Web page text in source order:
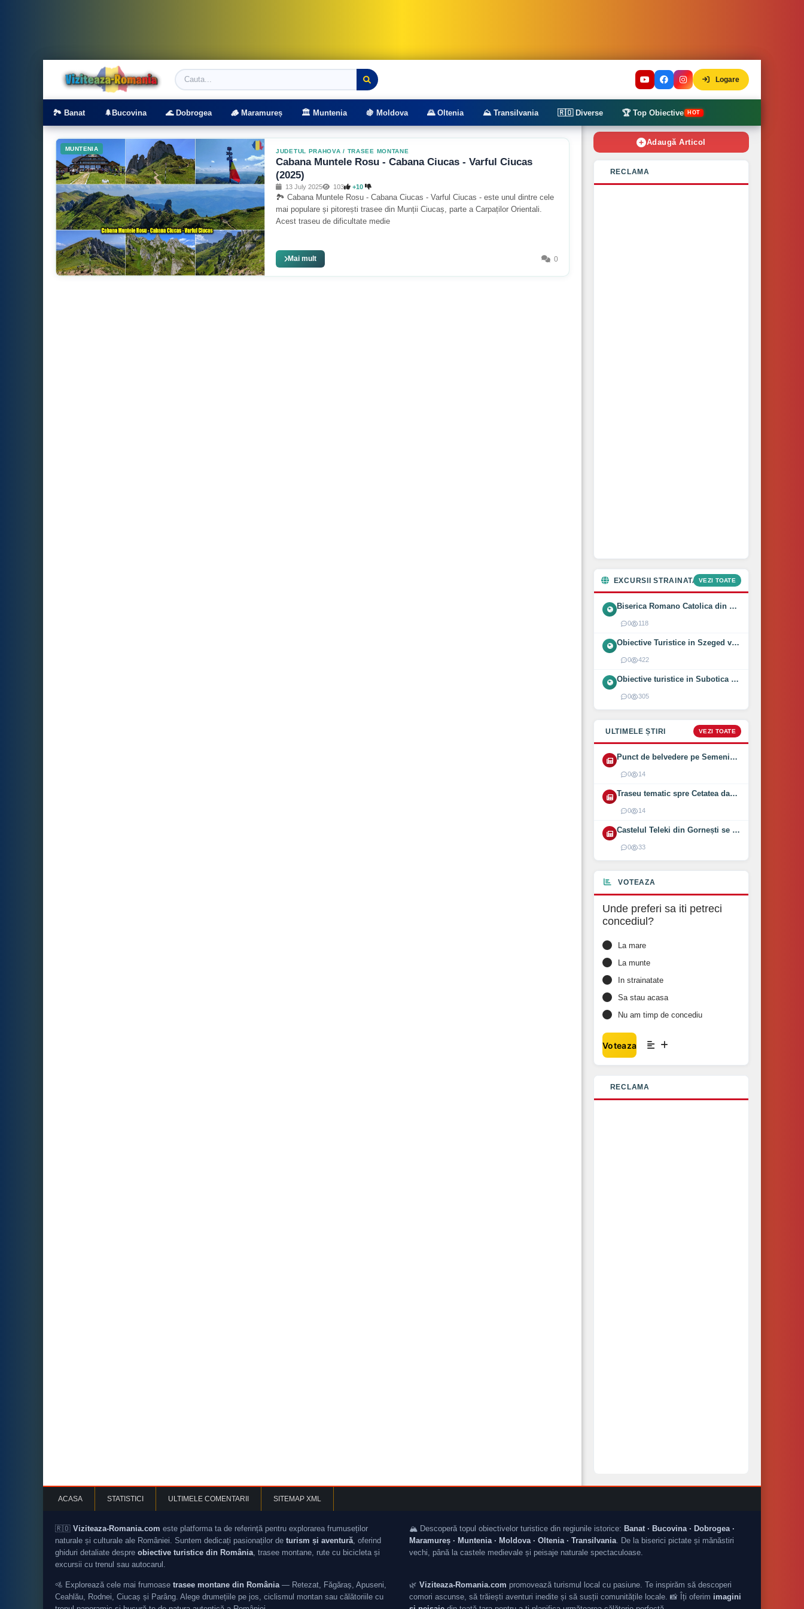
Viziteaza Romania | Obiective Turistice | Trasee montane
Logare
🏞️ Banat 🌲Bucovina 🌊 Dobrogea 🪵 Maramureș 🏛️ Muntenia 🍇 Moldova 🌄 Oltenia ⛰️ Transilvania 🇷🇴 Diverse 🏆 Top Obiective HOT
MUNTENIA JUDETUL PRAHOVA / TRASEE MONTANE
Cabana Muntele Rosu - Cabana Ciucas - Varful Ciucas
(2025)
13 July 2025 103 +10
🏞️ Cabana Muntele Rosu - Cabana Ciucas - Varful Ciucas - este unul dintre cele
mai populare și pitorești trasee din Munții Ciucaș, parte a Carpaților Orientali.
Acest traseu de dificultate medie
Mai mult 0
Adaugă Articol
RECLAMA
EXCURSII STRAINATATEVEZI TOATE
Biserica Romano Catolica din Óföldeák, Ungaria (2025)
0 118
Obiective Turistice in Szeged vizitate intr-o zi (2024)
0 422
Obiective turistice in Subotica vizitate intr-o zi (2024)
0 305
ULTIMELE ȘTIRI VEZI TOATE
Punct de belvedere pe Semenic inaugurat pe 1 August 2026
0 14
Traseu tematic spre Cetatea dacică Bănița deschis (2026)
0 14
Castelul Teleki din Gornești se redeschide pe 1 august 2026
0 33
VOTEAZA
Unde preferi sa iti petreci
concediul?
La mare
La munte
In strainatate
Sa stau acasa
Nu am timp de concediu
Voteaza
RECLAMA
ACASA STATISTICI ULTIMELE COMENTARII SITEMAP XML
🇷🇴 Viziteaza-Romania.com este platforma ta de referință pentru explorarea frumuseților
naturale și culturale ale României. Suntem dedicați pasionaților de turism și aventură, oferind
ghiduri detaliate despre obiective turistice din România, trasee montane, rute cu bicicleta și
excursii cu trenul sau autocarul.
🏔️ Descoperă topul obiectivelor turistice din regiunile istorice: Banat · Bucovina · Dobrogea ·
Maramureș · Muntenia · Moldova · Oltenia · Transilvania. De la biserici pictate și mănăstiri
vechi, până la castele medievale și peisaje naturale spectaculoase.
🚵 Explorează cele mai frumoase trasee montane din România— Retezat, Făgăraș, Apuseni,
Ceahlău, Rodnei, Ciucaș și Parâng. Alege drumețiile pe jos, ciclismul montan sau călătoriile cu
🌿 Viziteaza-Romania.com promovează turismul local cu pasiune. Te inspirăm să descoperi
comori ascunse, să trăiești aventuri inedite și să susții comunitățile locale. 📸 Îți oferim imagini